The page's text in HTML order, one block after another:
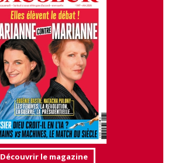
Découvrir le magazine